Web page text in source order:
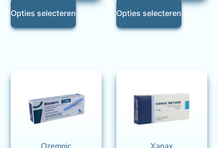
Opties selecteren Opties selecteren